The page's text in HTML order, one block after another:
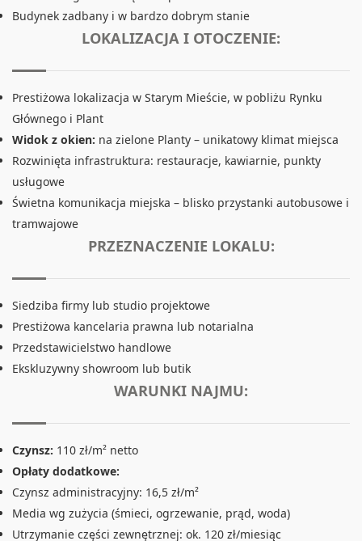
Budynek zadbany i w bardzo dobrym stanie
LOKALIZACJA I OTOCZENIE:
Prestiżowa lokalizacja w Starym Mieście, w pobliżu Rynku
Głównego i Plant
Widok z okien: na zielone Planty – unikatowy klimat miejsca
Rozwinięta infrastruktura: restauracje, kawiarnie, punkty
usługowe
Świetna komunikacja miejska – blisko przystanki autobusowe i
tramwajowe
PRZEZNACZENIE LOKALU:
Siedziba firmy lub studio projektowe
Prestiżowa kancelaria prawna lub notarialna
Przedstawicielstwo handlowe
Ekskluzywny showroom lub butik
WARUNKI NAJMU:
Czynsz: 110 zł/m² netto
Opłaty dodatkowe:
Czynsz administracyjny: 16,5 zł/m²
Media wg zużycia (śmieci, ogrzewanie, prąd, woda)
Utrzymanie części zewnętrznej: ok. 120 zł/miesiąc